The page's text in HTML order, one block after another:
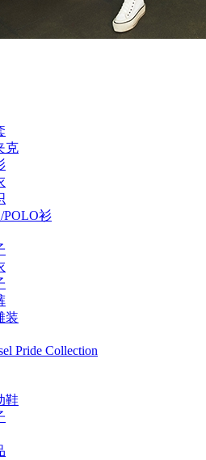
克
POLO衫
装
Pride Collection
鞋